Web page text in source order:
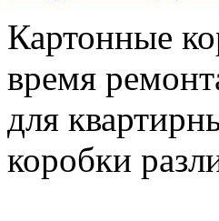
Картонные
время
для
коробки